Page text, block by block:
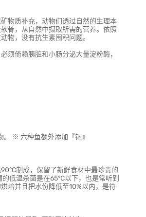
物质补充，动物们透过自然的生理本
骨，从自然中摄取所需的营养。依照
物，没有抗生素囤积问题。
须倚赖胰脏和小肠分泌大量淀粉酶，
※ 六种鱼额外添加『铜』
制成，保留了新鲜食材中最珍贵的
低温杀菌是在65°C以下，也是常听到
培并且把水份降低至10%以内，是符